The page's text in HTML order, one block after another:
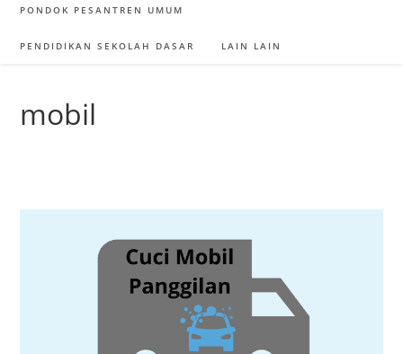
PONDOK PESANTREN UMUM
PENDIDIKAN SEKOLAH DASAR LAIN LAIN
mobil